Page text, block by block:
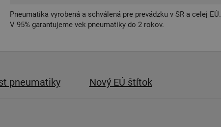
Pneumatika vyrobená a schválená pre prevádzku v SR a celej EÚ.
V 95% garantujeme vek pneumatiky do 2 rokov.
pneumatiky Nový EÚ štítok